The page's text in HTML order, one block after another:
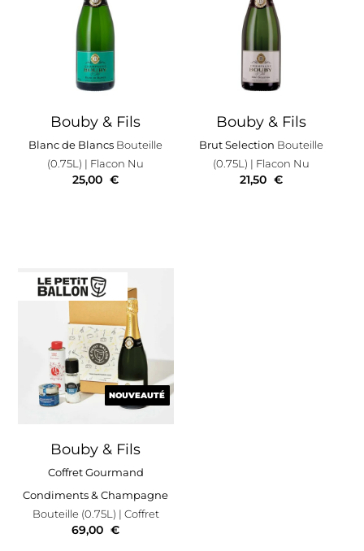
Bouby & Fils
Blanc de Blancs Bouteille
(0.75L) | Flacon Nu
25,00 €
Bouby & Fils
Brut Selection Bouteille
(0.75L) | Flacon Nu
21,50 €
NOUVEAUTÉ
Bouby & Fils
Coffret Gourmand
Condiments & Champagne
Bouteille (0.75L) | Coffret
NOUVEAUTÉ
69,00 €